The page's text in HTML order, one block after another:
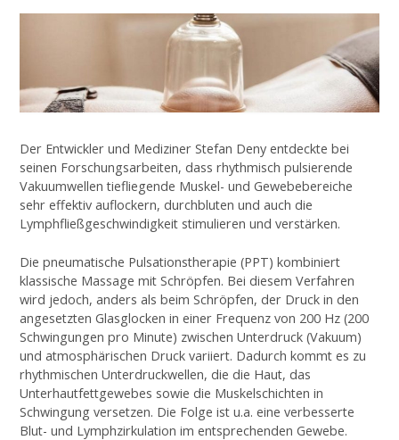
Der Entwickler und Mediziner Stefan Deny entdeckte bei
seinen Forschungsarbeiten, dass rhythmisch pulsierende
Vakuumwellen tiefliegende Muskel- und Gewebebereiche
sehr effektiv auflockern, durchbluten und auch die
Lymphfließgeschwindigkeit stimulieren und verstärken.
Die pneumatische Pulsationstherapie (PPT) kombiniert
klassische Massage mit Schröpfen. Bei diesem Verfahren
wird jedoch, anders als beim Schröpfen, der Druck in den
angesetzten Glasglocken in einer Frequenz von 200 Hz (200
Schwingungen pro Minute) zwischen Unterdruck (Vakuum)
und atmosphärischen Druck variiert. Dadurch kommt es zu
rhythmischen Unterdruckwellen, die die Haut, das
Unterhautfettgewebes sowie die Muskelschichten in
Schwingung versetzen. Die Folge ist u.a. eine verbesserte
Blut- und Lymphzirkulation im entsprechenden Gewebe.